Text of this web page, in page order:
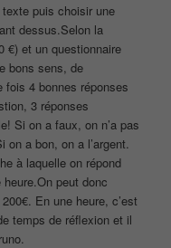
puis choisir une
dessus.Selon la
€) et un questionnaire
bons sens, de
4 bonnes réponses
3 réponses
Si on a faux, on n’a pas
a bon, on a l’argent.
à laquelle on répond
peut donc
En une heure, c’est
temps de réflexion et il